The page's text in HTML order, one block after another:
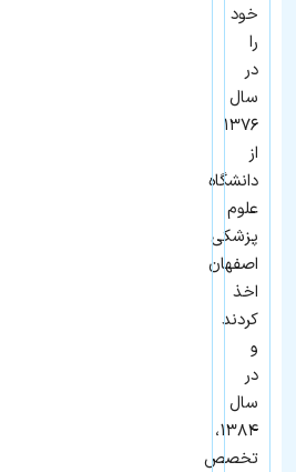
خود
را
در
سال
۱۳۷۶
از
دانشگاه
علوم
پزشکی
اصفهان
اخذ
کردند
و
در
سال
۱۳۸۴،
تخصص